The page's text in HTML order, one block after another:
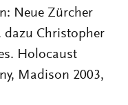
Neue Zürcher
dazu Christopher
Holocaust
Madison 2003,